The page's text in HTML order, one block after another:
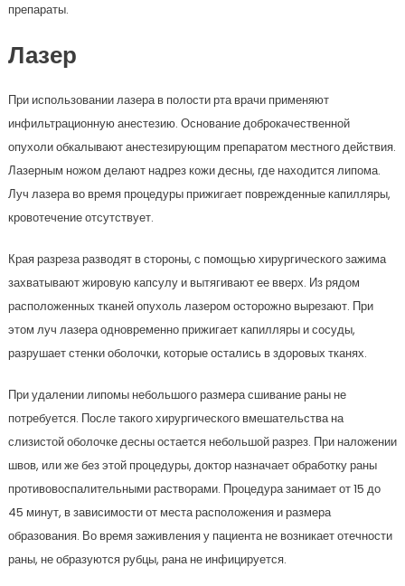
препараты.
Лазер
При использовании лазера в полости рта врачи применяют
инфильтрационную анестезию. Основание доброкачественной
опухоли обкалывают анестезирующим препаратом местного действия.
Лазерным ножом делают надрез кожи десны, где находится липома.
Луч лазера во время процедуры прижигает поврежденные капилляры,
кровотечение отсутствует.
Края разреза разводят в стороны, с помощью хирургического зажима
захватывают жировую капсулу и вытягивают ее вверх. Из рядом
расположенных тканей опухоль лазером осторожно вырезают. При
этом луч лазера одновременно прижигает капилляры и сосуды,
разрушает стенки оболочки, которые остались в здоровых тканях.
При удалении липомы небольшого размера сшивание раны не
потребуется. После такого хирургического вмешательства на
слизистой оболочке десны остается небольшой разрез. При наложении
швов, или же без этой процедуры, доктор назначает обработку раны
противовоспалительными растворами. Процедура занимает от 15 до
45 минут, в зависимости от места расположения и размера
образования. Во время заживления у пациента не возникает отечности
раны, не образуются рубцы, рана не инфицируется.